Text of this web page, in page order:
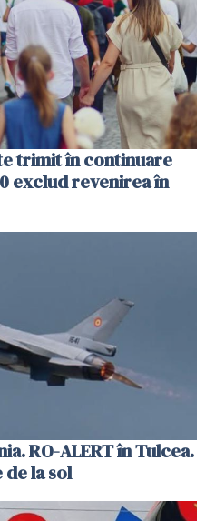
trimit în continuare
exclud revenirea în
RO-ALERT în Tulcea.
la sol